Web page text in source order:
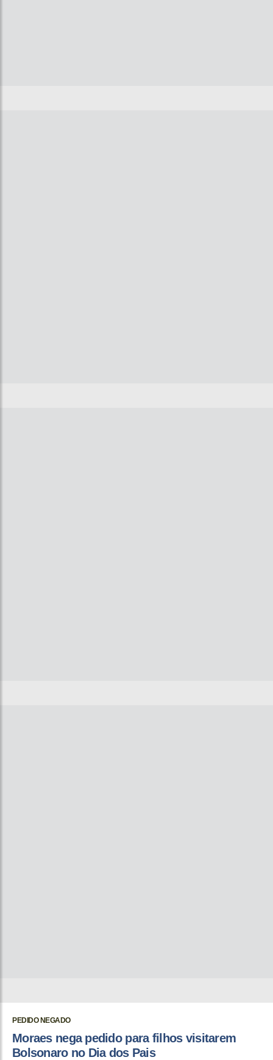
PEDIDO NEGADO
Moraes nega pedido para filhos visitarem
Bolsonaro no Dia dos Pais